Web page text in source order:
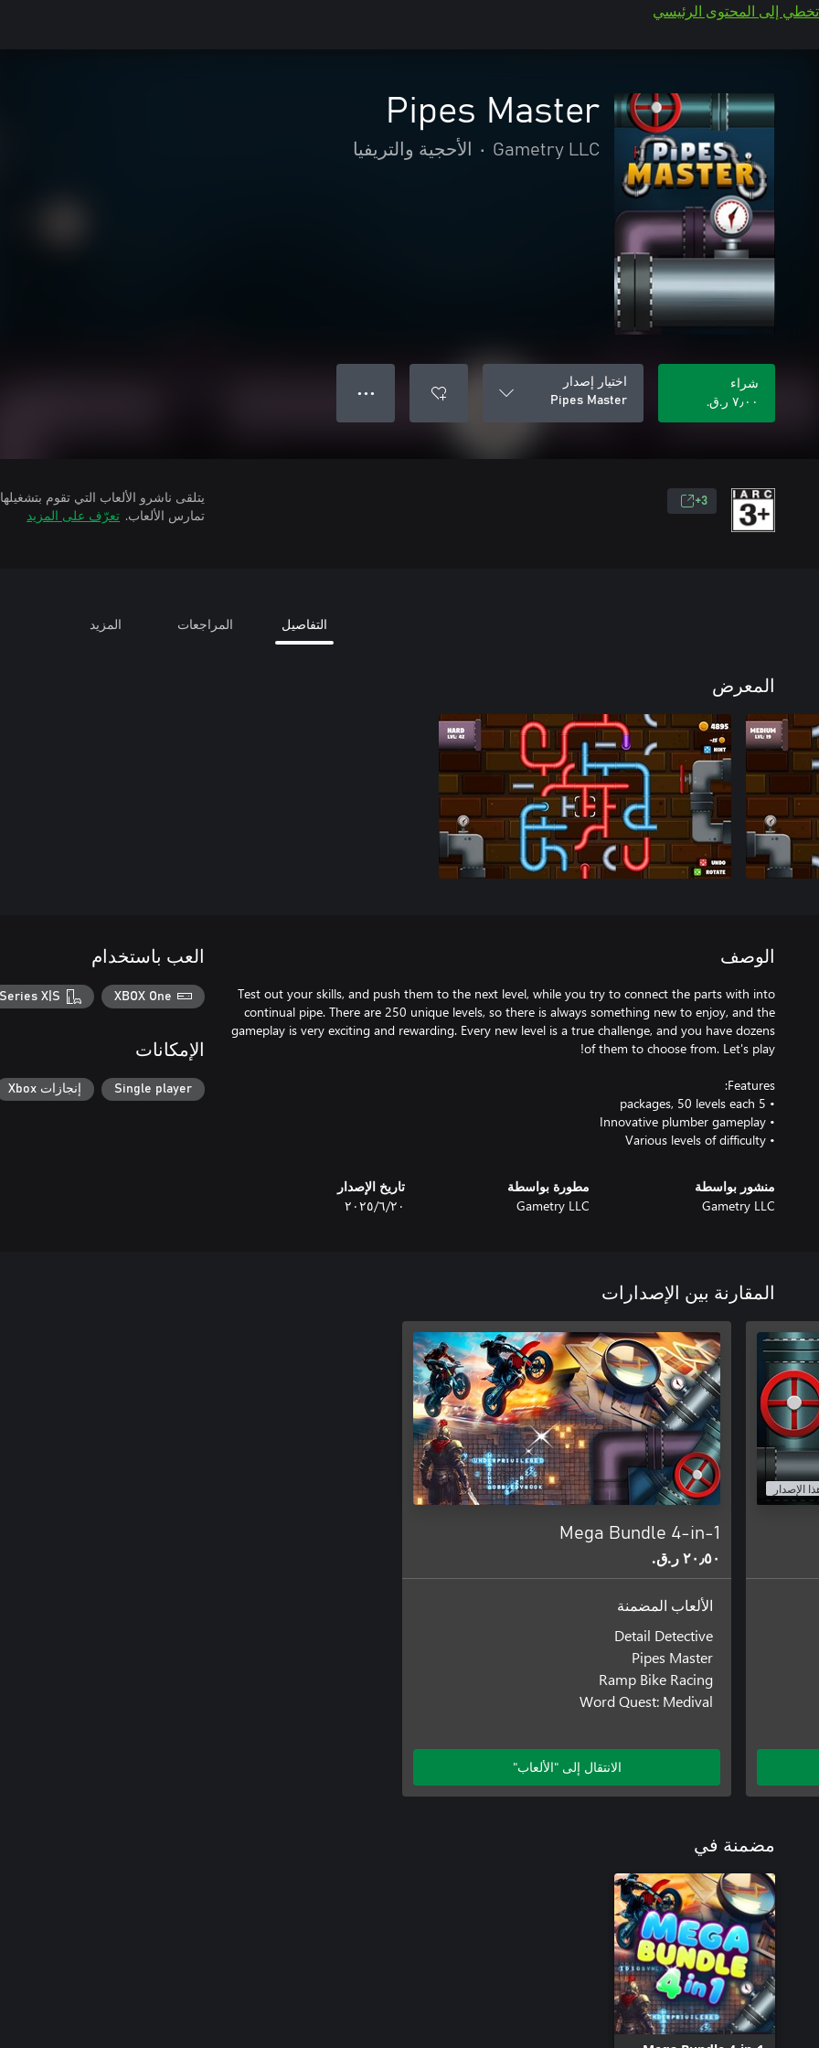
تخطي إلى المحتوى الرئيسي
Pipes Master
Gametry LLC
• الأحجية والتريفيا
شراء
٧٫٠٠ ر.ق.‏
اختيار إصدار
Pipes Master
● ● ●
3+
تمارس الألعاب. تعرّف على المزيد
التفاصيل المراجعات المزيد
المعرض
الوصف
Test out your skills, and push them to the next level, while you try to connect the parts with into
continual pipe. There are 250 unique levels, so there is always something new to enjoy, and the
gameplay is very exciting and rewarding. Every new level is a true challenge, and you have dozens
• Various levels of difficulty
منشور بواسطة
Gametry LLC
مطورة بواسطة
Gametry LLC
تاريخ الإصدار
٢٠‏/٦‏/٢٠٢٥
العب باستخدام
XBOX One
X|S
الإمكانات
Single player إنجازات Xbox
المقارنة بين الإصدارات
الإصدار
Mega Bundle 4-in-1
٢٠٫٥٠ ر.ق.‏
الألعاب المضمنة
Detail Detective
Pipes Master
Ramp Bike Racing
Word Quest: Medival
الانتقال إلى "الألعاب"
مضمنة في